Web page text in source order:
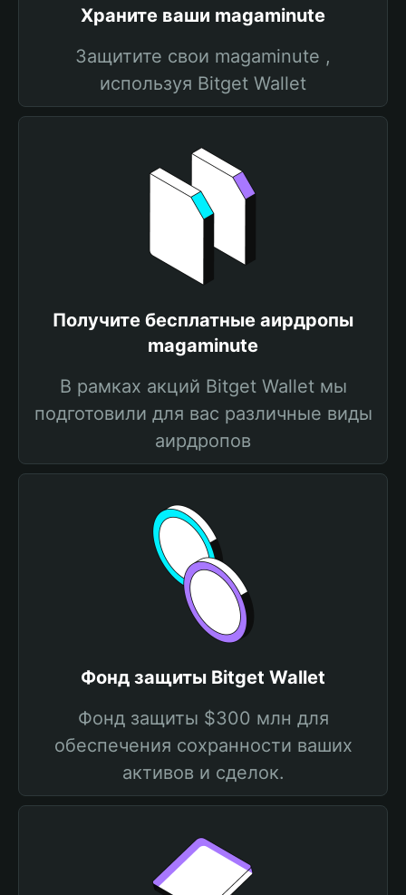
Храните ваши magaminute
Защитите свои magaminute ,
используя Bitget Wallet
Получите бесплатные аирдропы
magaminute
В рамках акций Bitget Wallet мы
подготовили для вас различные виды
аирдропов
Фонд защиты Bitget Wallet
Фонд защиты $300 млн для
обеспечения сохранности ваших
активов и сделок.